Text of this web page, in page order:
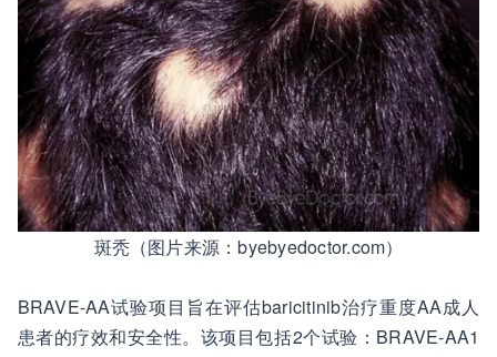
斑秃（图片来源：byebyedoctor.com）
BRAVE-AA试验项目旨在评估baricitinib治疗重度AA成人
患者的疗效和安全性。该项目包括2个试验：BRAVE-AA1